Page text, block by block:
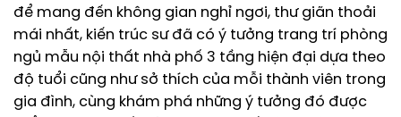
để mang đến không gian nghỉ ngơi, thư giãn thoải
mái nhất, kiến trúc sư đã có ý tưởng trang trí phòng
ngủ mẫu nội thất nhà phố 3 tầng hiện đại dựa theo
độ tuổi cũng như sở thích của mỗi thành viên trong
gia đình, cùng khám phá những ý tưởng đó được